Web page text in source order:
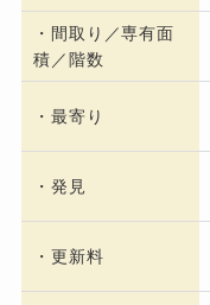
・間取り／専有面
積／階数
・最寄り
・発見
・更新料